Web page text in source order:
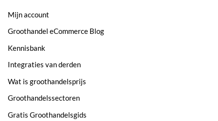
Mijn account
Groothandel eCommerce Blog
Kennisbank
Integraties van derden
Wat is groothandelsprijs
Groothandelssectoren
Gratis Groothandelsgids